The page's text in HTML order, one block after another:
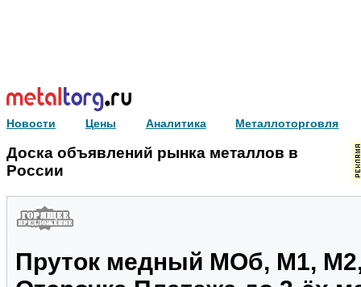
Новости Цены Аналитика Металлоторговля
Доска объявлений рынка металлов в
России
Пруток медный МОб, М1, М2,